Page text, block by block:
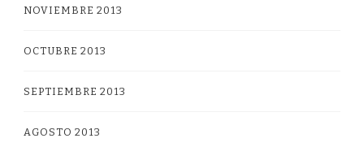
NOVIEMBRE 2013
OCTUBRE 2013
SEPTIEMBRE 2013
AGOSTO 2013